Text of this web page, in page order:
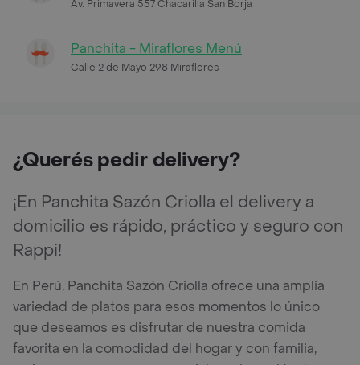
Av. Primavera 557 Chacarilla San Borja
Panchita - Miraflores Menú
Calle 2 de Mayo 298 Miraflores
¿Querés pedir delivery?
¡En Panchita Sazón Criolla el delivery a
domicilio es rápido, práctico y seguro con
Rappi!
En Perú, Panchita Sazón Criolla ofrece una amplia
variedad de platos para esos momentos lo único
que deseamos es disfrutar de nuestra comida
favorita en la comodidad del hogar y con familia,